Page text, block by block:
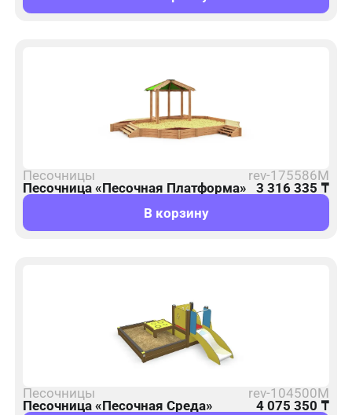
Песочницы
rev-175586М
Песочница «Песочная Платформа»
3 316 335 ₸
В корзину
Песочницы
rev-104500M
Песочница «Песочная Среда»
4 075 350 ₸